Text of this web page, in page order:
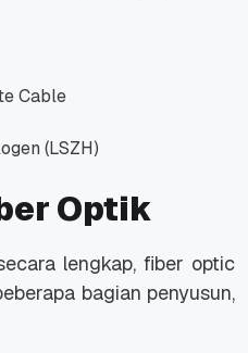
Cable
(LSZH)
Optik
lengkap, fiber optic
bagian penyusun,